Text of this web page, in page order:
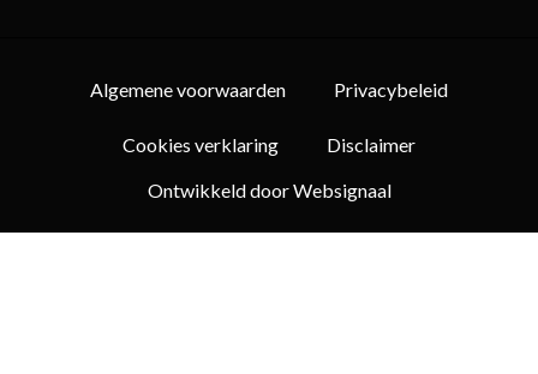
Algemene voorwaarden Privacybeleid
Cookies verklaring
Disclaimer
Ontwikkeld door Websignaal